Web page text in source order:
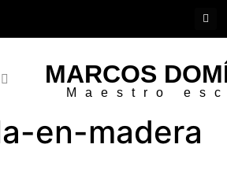
MARCOS
Maestro
en-madera